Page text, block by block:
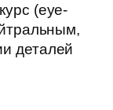
(eye-
деталей